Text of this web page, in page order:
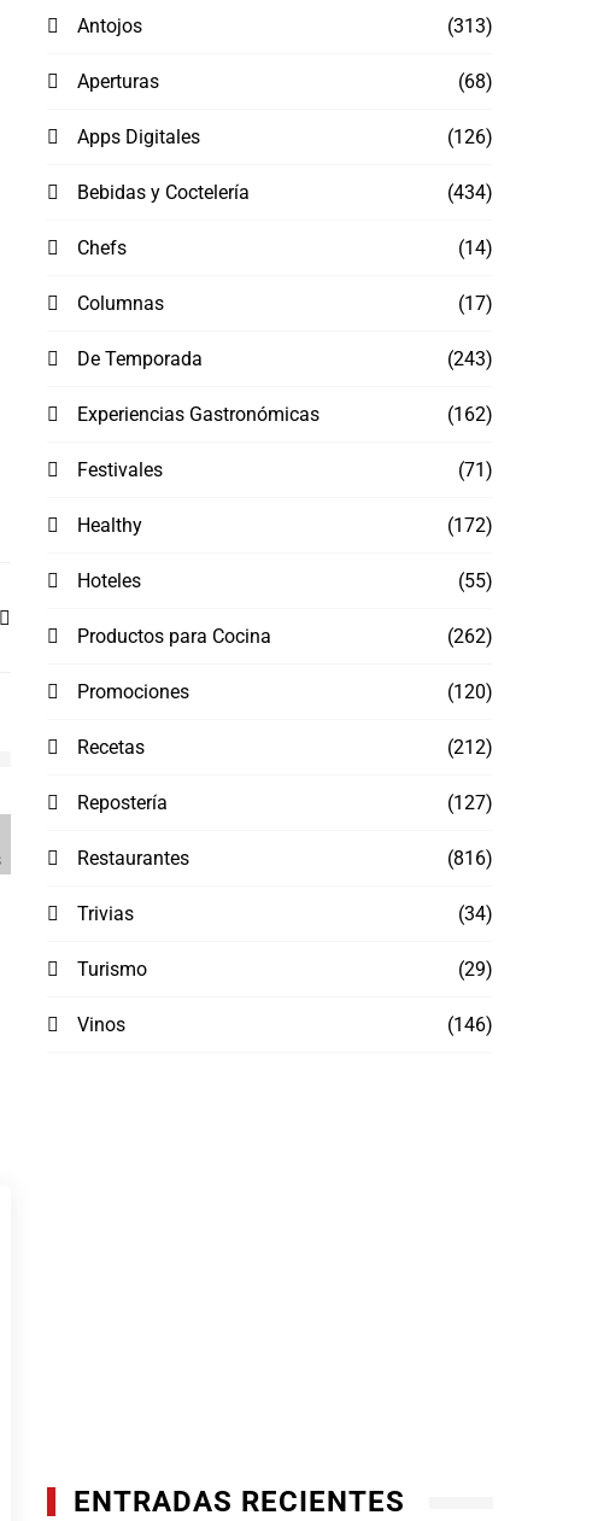
modelo de negocio que apoya a miles de
Antojos (313)
Aperturas (68)
Apps Digitales (126)
Bebidas y Coctelería (434)
Chefs (14)
Columnas (17)
De Temporada (243)
Experiencias Gastronómicas (162)
Festivales (71)
Healthy (172)
Hoteles (55)
Productos para Cocina (262)
Promociones (120)
Recetas (212)
Repostería (127)
Restaurantes (816)
Trivias (34)
Turismo (29)
Vinos (146)
ENTRADAS RECIENTES